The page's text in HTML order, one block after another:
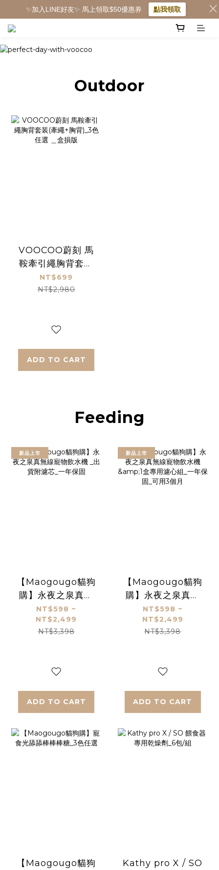
Outdoor
VOOCOO蔚刻 馬
鞍牽引繩胸背套装
(牽繩+胸背)_3色任
選 ＿盒損版
NT$699
NT$2,980
ADD TO CART
Feeding
新品上市
【Maogougo貓狗
購】永夜之泉真無
線寵物飲水機 _出貨
附濾芯_一年保固
NT$598 ~
NT$2,499
NT$3,398
ADD TO CART
新品上市
【Maogougo貓狗
購】永夜之泉真無
線寵物飲水機 &1盒
專用濾心組_一年保
固_可用3個月
NT$598 ~
NT$2,499
NT$3,398
ADD TO CART
【Maogougo貓狗
Kathy pro X / SO
✨加入LINE好友✨ 馬上領取$50優惠券 點我領取